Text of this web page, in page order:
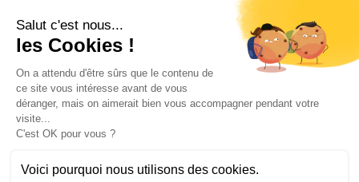
Salut c'est nous...
les Cookies !
On a attendu d'être sûrs que le contenu de
ce site vous intéresse avant de vous
déranger, mais on aimerait bien vous accompagner pendant votre
visite...
C'est OK pour vous ?
Voici pourquoi nous utilisons des cookies.
PARTAGER CET ÉVÉNEMENT
Copier le lien